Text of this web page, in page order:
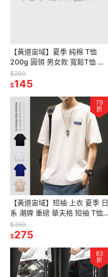
【黃道宙域】夏季 純棉 T恤
200g 圓領 男女款 寬鬆T恤 情
侶 純色 休閒 素T 簡約 短袖 男
裝 女裝
$200
$145
79
折
【黃道宙域】短袖 上衣 夏季 日
系 潮牌 重磅 華夫格 短袖 T恤
男士 IG 寬鬆 圓領 休閒 簡約 時
尚 男裝
$350
$275
83
折